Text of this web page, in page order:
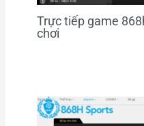
Trực tiếp game
chơi